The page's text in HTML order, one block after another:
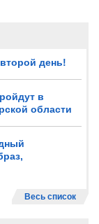
день!
в
области
Весь список